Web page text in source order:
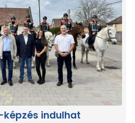
indulhat